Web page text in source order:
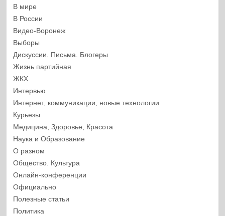
В мире
В России
Видео-Воронеж
Выборы
Дискуссии. Письма. Блогеры
Жизнь партийная
ЖКХ
Интервью
Интернет, коммуникации, новые технологии
Курьезы
Медицина, Здоровье, Красота
Наука и Образование
О разном
Общество. Культура
Онлайн-конференции
Официально
Полезные статьи
Политика